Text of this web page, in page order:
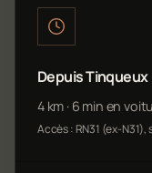
Depuis Tinqueux
4 km · 6 min en
Accès : RN31 (ex-